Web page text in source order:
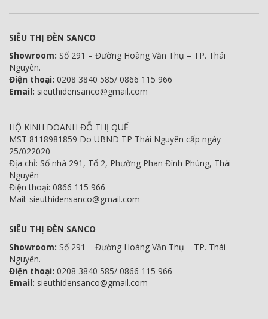
SIÊU THỊ ĐÈN SANCO
Showroom: Số 291 – Đường Hoàng Văn Thụ – TP. Thái
Nguyên.
Điện thoại: 0208 3840 585/ 0866 115 966
Email: sieuthidensanco@gmail.com
HỘ KINH DOANH ĐỖ THỊ QUẾ
MST 8118981859 Do UBND TP Thái Nguyên cấp ngày
25/022020
Địa chỉ: Số nhà 291, Tổ 2, Phường Phan Đình Phùng, Thái
Nguyên
Điện thoại: 0866 115 966
Mail: sieuthidensanco@gmail.com
SIÊU THỊ ĐÈN SANCO
Showroom: Số 291 – Đường Hoàng Văn Thụ – TP. Thái
Nguyên.
Điện thoại: 0208 3840 585/ 0866 115 966
Email: sieuthidensanco@gmail.com